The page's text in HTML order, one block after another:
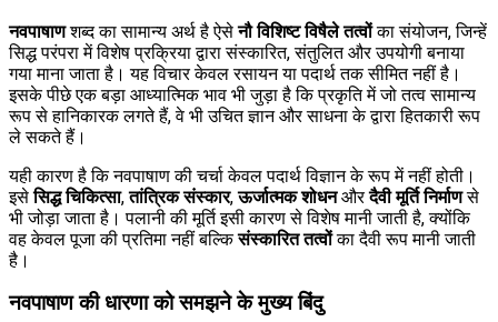
नवपाषाणशब्द का सामान्य अर्थ है ऐसेनौ विशिष्ट विषैले तत्वोंका संयोजन, जिन्हें
सिद्ध परंपरा में विशेष प्रक्रिया द्वारा संस्कारित, संतुलित और उपयोगी बनाया
गया माना जाता है। यह विचार केवल रसायन या पदार्थ तक सीमित नहीं है।
इसके पीछे एक बड़ा आध्यात्मिक भाव भी जुड़ा है कि प्रकृति में जो तत्व सामान्य
रूप से हानिकारक लगते हैं, वे भी उचित ज्ञान और साधना के द्वारा हितकारी रूप
ले सकते हैं।
यही कारण है कि नवपाषाण की चर्चा केवल पदार्थ विज्ञान के रूप में नहीं होती।
इसेसिद्ध चिकित्सा,तांत्रिक संस्कार,ऊर्जात्मक शोधनऔरदैवी मूर्ति निर्माणसे
भी जोड़ा जाता है। पलानी की मूर्ति इसी कारण से विशेष मानी जाती है, क्योंकि
वह केवल पूजा की प्रतिमा नहीं बल्किसंस्कारित तत्वोंका दैवी रूप मानी जाती
है।
नवपाषाण की धारणा को समझने के मुख्य बिंदु